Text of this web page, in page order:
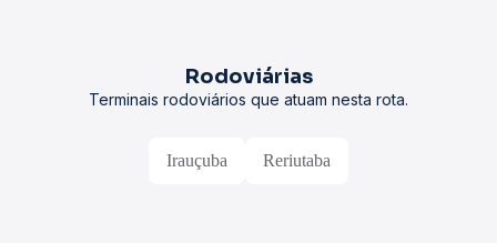
Rodoviárias
Terminais rodoviários que atuam nesta rota.
Irauçuba Reriutaba